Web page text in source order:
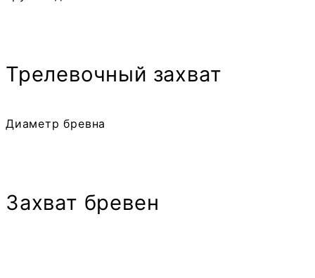
Трелевочный захват
Диаметр бревна
Захват бревен